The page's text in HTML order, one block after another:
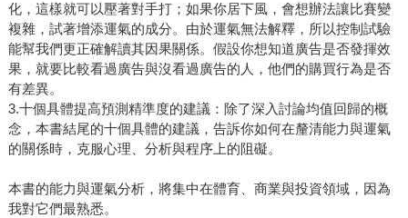
化，這樣就可以壓著對手打；如果你居下風，會想辦法讓比賽變
複雜，試著增添運氣的成分。由於運氣無法解釋，所以控制試驗
能幫我們更正確解讀其因果關係。假設你想知道廣告是否發揮效
果，就要比較看過廣告與沒看過廣告的人，他們的購買行為是否
有差異。
3.十個具體提高預測精準度的建議：除了深入討論均值回歸的概
念，本書結尾的十個具體的建議，告訴你如何在釐清能力與運氣
的關係時，克服心理、分析與程序上的阻礙。
本書的能力與運氣分析，將集中在體育、商業與投資領域，因為
我對它們最熟悉。